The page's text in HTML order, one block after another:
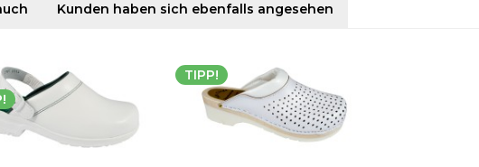
Kunden haben sich ebenfalls angesehen
TIPP!